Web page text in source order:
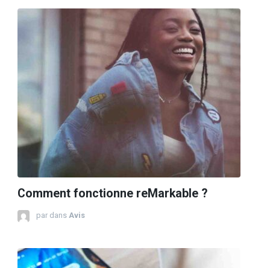
Comment fonctionne reMarkable ?
par dans Avis